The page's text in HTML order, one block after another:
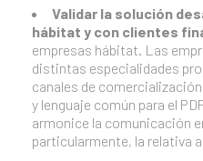
Validar la solución
hábitat y con clientes
empresas hábitat. Las
distintas especialidades
canales de
y lenguaje común para el
armonice la comunicación
particularmente, la relativa